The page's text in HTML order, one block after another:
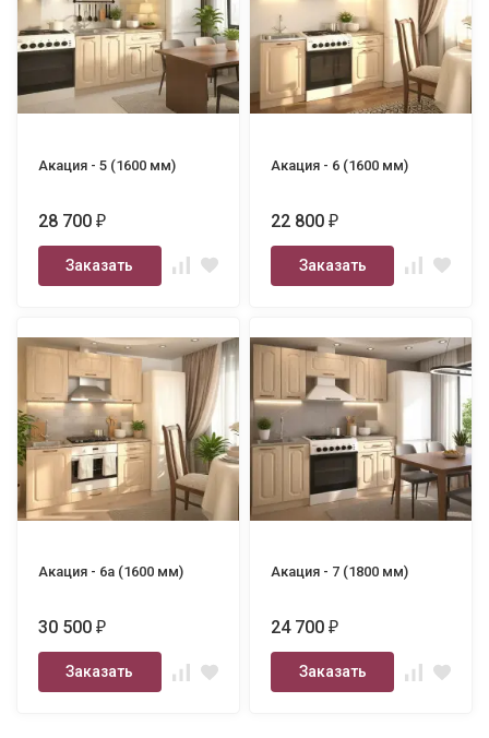
Акация - 5 (1600 мм)
28 700₽
Заказать
Акация - 6 (1600 мм)
22 800₽
Заказать
Акация - 6а (1600 мм)
30 500₽
Заказать
Акация - 7 (1800 мм)
24 700₽
Заказать